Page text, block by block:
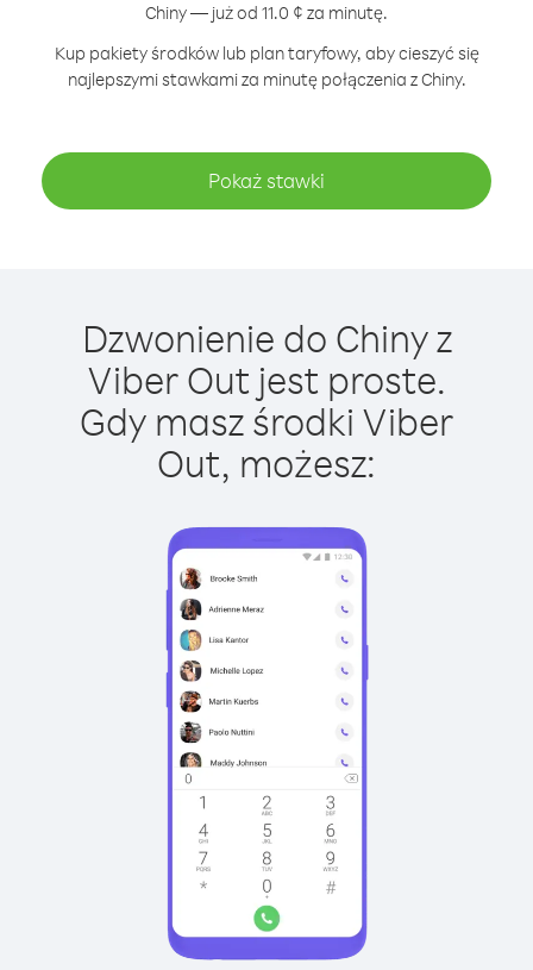
Chiny — już od 11.0 ¢ za minutę.
Kup pakiety środków lub plan taryfowy, aby cieszyć się
najlepszymi stawkami za minutę połączenia z Chiny.
Pokaż stawki
Dzwonienie do Chiny z
Viber Out jest proste.
Gdy masz środki Viber
Out, możesz: